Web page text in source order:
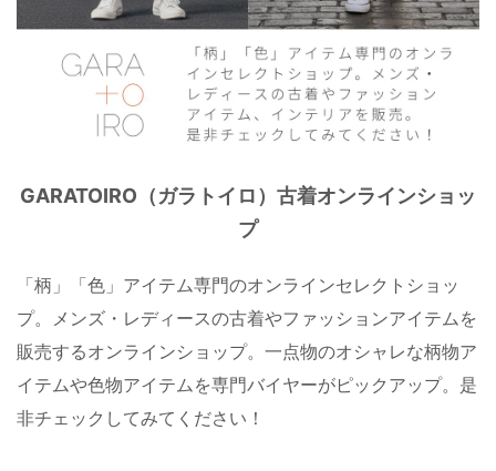
GARATOIRO（ガラトイロ）古着オンラインショッ
プ
「柄」「色」アイテム専門のオンラインセレクトショッ
プ。メンズ・レディースの古着やファッションアイテムを
販売するオンラインショップ。一点物のオシャレな柄物ア
イテムや色物アイテムを専門バイヤーがピックアップ。是
非チェックしてみてください！